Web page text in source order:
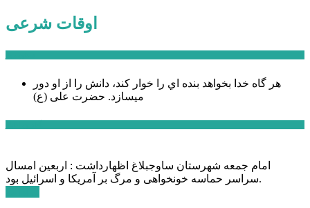
اوقات شرعی
هر گاه خدا بخواهد بنده اي را خوار كند، دانش را از او دور
میسازد. حضرت علی (ع)
امام جمعه شهرستان ساوجبلاغ اظهارداشت : اربعین امسال
سراسر حماسه خونخواهی و مرگ بر آمریکا و اسرائیل بود.